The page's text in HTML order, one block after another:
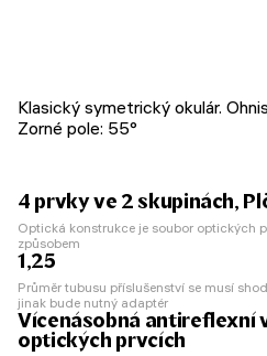
Klasický symetrický okulár.
Zorné pole: 55°
4 prvky ve 2 skupinách,
Optická konstrukce je soubor optických
způsobem
1,25
Průměr tubusu příslušenství se musí
jinak bude nutný adaptér
Vícenásobná antireflexní
optických prvcích